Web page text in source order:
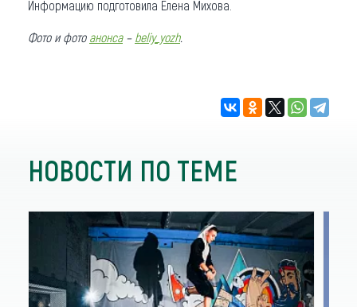
Информацию подготовила Елена Михова.
Фото и фото анонса– beliy_yozh.
НОВОСТИ ПО ТЕМЕ